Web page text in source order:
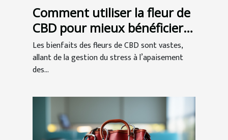
Comment utiliser la fleur de
CBD pour mieux bénéficier
de ses vertus ?
Les bienfaits des fleurs de CBD sont vastes,
allant de la gestion du stress à l’apaisement
des...